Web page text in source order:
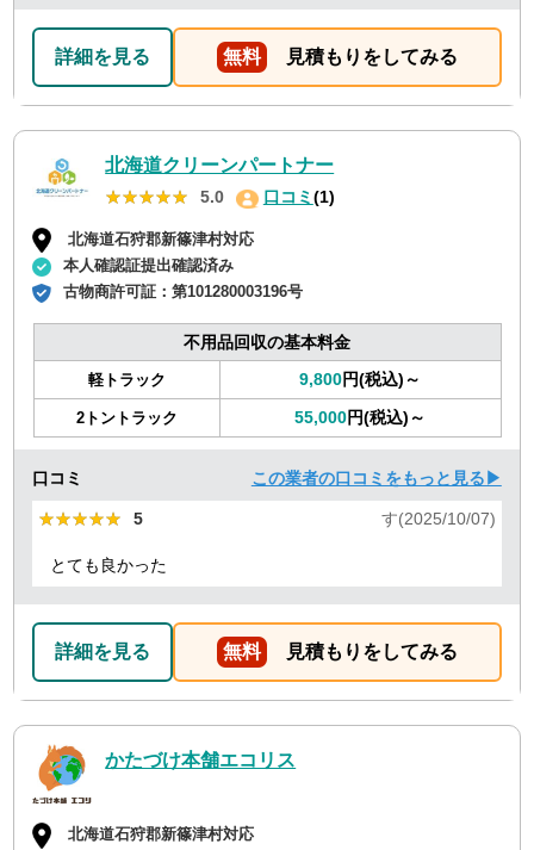
詳細を見る 無料 見積もりをしてみる
北海道クリーンパートナー
★★★★★
★★★★★ 5.0 口コミ(1)
北海道石狩郡新篠津村対応
本人確認証提出確認済み
古物商許可証：第101280003196号
不用品回収の基本料金
軽トラック 9,800円(税込)～
2トントラック 55,000円(税込)～
口コミ この業者の口コミをもっと見る▶
★★★★★
★★★★★ 5 す(2025/10/07)
とても良かった
詳細を見る 無料 見積もりをしてみる
かたづけ本舗エコリス
北海道石狩郡新篠津村対応